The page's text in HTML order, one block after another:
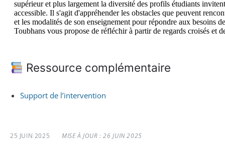
Ressource complémentaire
Support de l’intervention
25 JUIN 2025 MISE À JOUR : 26 JUIN 2025